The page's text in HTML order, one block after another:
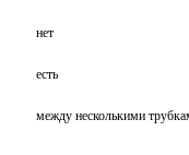
нет
есть
между несколькими